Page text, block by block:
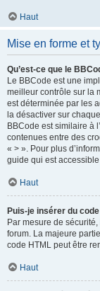
Haut
Mise en forme et
Qu’est-ce que le
Le BBCode est une
meilleur contrôle sur la
est déterminée par les
la désactiver sur
BBCode est similaire à
contenues entre des
« > ». Pour plus
guide qui est
Haut
Puis-je insérer du
Par mesure de
forum. La majeure
code HTML peut être
Haut